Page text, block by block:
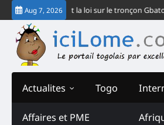
Skip
to
content
Aug 7, 2026
font la loi sur le tronçon Gbatope-
Actualites
Affaires et PME
Togo